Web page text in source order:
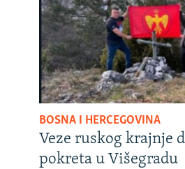
BOSNA I HERCEGOVINA
Veze ruskog krajnje
pokreta u Višegradu